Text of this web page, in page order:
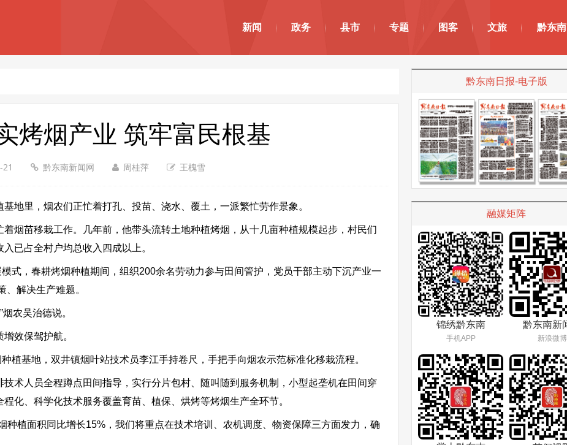
新闻 政务 县市 专题 图客 文旅 黔东
烤烟产业 筑牢富民根基
黔东南新闻网 周桂萍 王槐雪
里，烟农们正忙着打孔、投苗、浇水、覆土，一派繁忙劳作景象。
苗移栽工作。几年前，他带头流转土地种植烤烟，从十几亩种植规模起步，村民们
已占全村户均总收入四成以上。
，春耕烤烟种植期间，组织200余名劳动力参与田间管护，党员干部主动下沉产业一
解决生产难题。
农吴治德说。
效保驾护航。
基地，双井镇烟叶站技术员李江手持卷尺，手把手向烟农示范标准化移栽流程。
人员全程蹲点田间指导，实行分片包村、随叫随到服务机制，小型起垄机在田间穿
化、科学化技术服务覆盖育苗、植保、烘烤等烤烟生产全环节。
植面积同比增长15%，我们将重点在技术培训、农机调度、物资保障三方面发力，确
黔东南日报-电子版
融媒矩阵
锦绣黔东南
手机APP
黔东南新
新浪微博